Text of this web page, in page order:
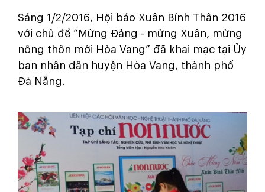
Sáng 1/2/2016, Hội báo Xuân Bính Thân 2016
với chủ đề “Mừng Đảng - mừng Xuân, mừng
nông thôn mới Hòa Vang” đã khai mạc tại Ủy
ban nhân dân huyện Hòa Vang, thành phố
Đà Nẵng.